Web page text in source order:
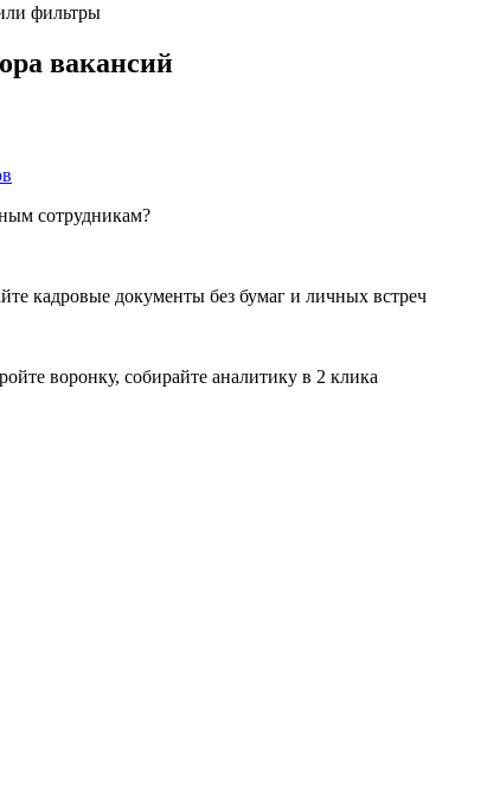
фильтры
вакансий
сотрудникам?
кадровые документы без бумаг и личных встреч
воронку, собирайте аналитику в 2 клика